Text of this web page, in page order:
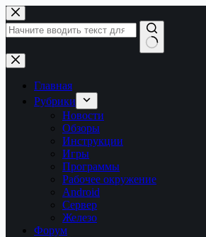
Перейти
к
сути
Ничего
не
найденоГлавная
Рубрики
Новости
Обзоры
Инструкции
Игры
Программы
Рабочее окружение
Android
Сервер
Железо
Форум